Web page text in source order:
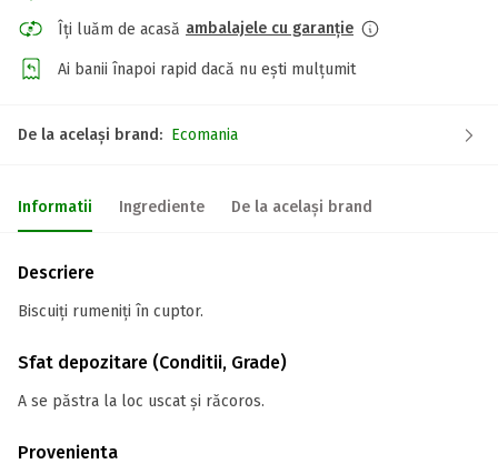
Îți luăm de acasă ambalajele cu garanție
Ai banii înapoi rapid dacă nu ești mulțumit
De la același brand: Ecomania
Informatii Ingrediente De la același brand
Descriere
Biscuiți rumeniți în cuptor.
Sfat depozitare (Conditii, Grade)
A se păstra la loc uscat și răcoros.
Provenienta